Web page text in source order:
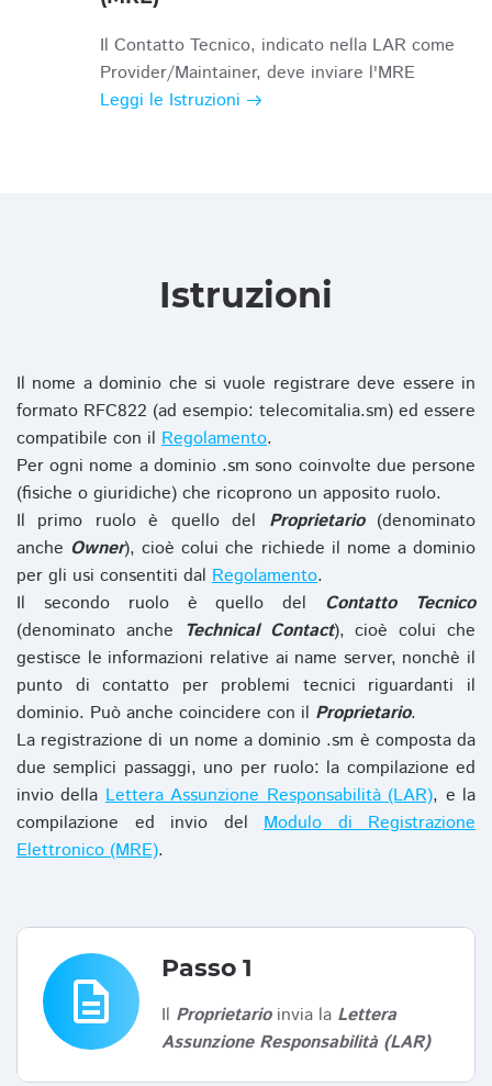
Il Contatto Tecnico, indicato nella LAR come
Provider/Maintainer, deve inviare l'MRE
Leggi le Istruzioni
Istruzioni
Il nome a dominio che si vuole registrare deve essere in
formato RFC822 (ad esempio: telecomitalia.sm) ed essere
compatibile con il Regolamento.
Per ogni nome a dominio .sm sono coinvolte due persone
(fisiche o giuridiche) che ricoprono un apposito ruolo.
Il primo ruolo è quello del Proprietario(denominato
anche Owner), cioè colui che richiede il nome a dominio
per gli usi consentiti dal Regolamento.
Il secondo ruolo è quello del Contatto Tecnico
(denominato anche Technical Contact), cioè colui che
gestisce le informazioni relative ai name server, nonchè il
punto di contatto per problemi tecnici riguardanti il
dominio. Può anche coincidere con il Proprietario.
La registrazione di un nome a dominio .sm è composta da
due semplici passaggi, uno per ruolo: la compilazione ed
invio dellaLettera Assunzione Responsabilità (LAR), e la
compilazione ed invio del Modulo di Registrazione
Elettronico (MRE).
description
Passo 1
Il Proprietarioinvia la Lettera
Assunzione Responsabilità (LAR)